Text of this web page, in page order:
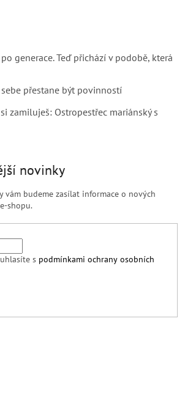
generace. Teď přichází v podobě, která
přestane být povinností
zamiluješ: Ostropestřec mariánský s
novinky
vám budeme zasílat informace o nových
shopu.
s podmínkami ochrany osobních